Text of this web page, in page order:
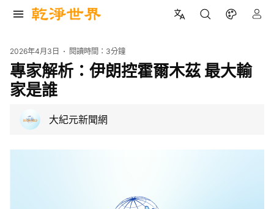
2026年4月3日 閱讀時間： 3分鐘
專家解析：伊朗控霍爾木茲 最大輸
家是誰
大紀元新聞網